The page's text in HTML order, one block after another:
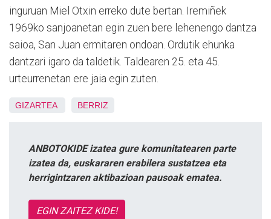
inguruan Miel Otxin erreko dute bertan. Iremiñek
1969ko sanjoanetan egin zuen bere lehenengo dantza
saioa, San Juan ermitaren ondoan. Ordutik ehunka
dantzari igaro da taldetik. Taldearen 25. eta 45.
urteurrenetan ere jaia egin zuten.
GIZARTEA BERRIZ
ANBOTOKIDE izatea gure komunitatearen parte
izatea da, euskararen erabilera sustatzea eta
herrigintzaren aktibazioan pausoak ematea.
EGIN ZAITEZ KIDE!